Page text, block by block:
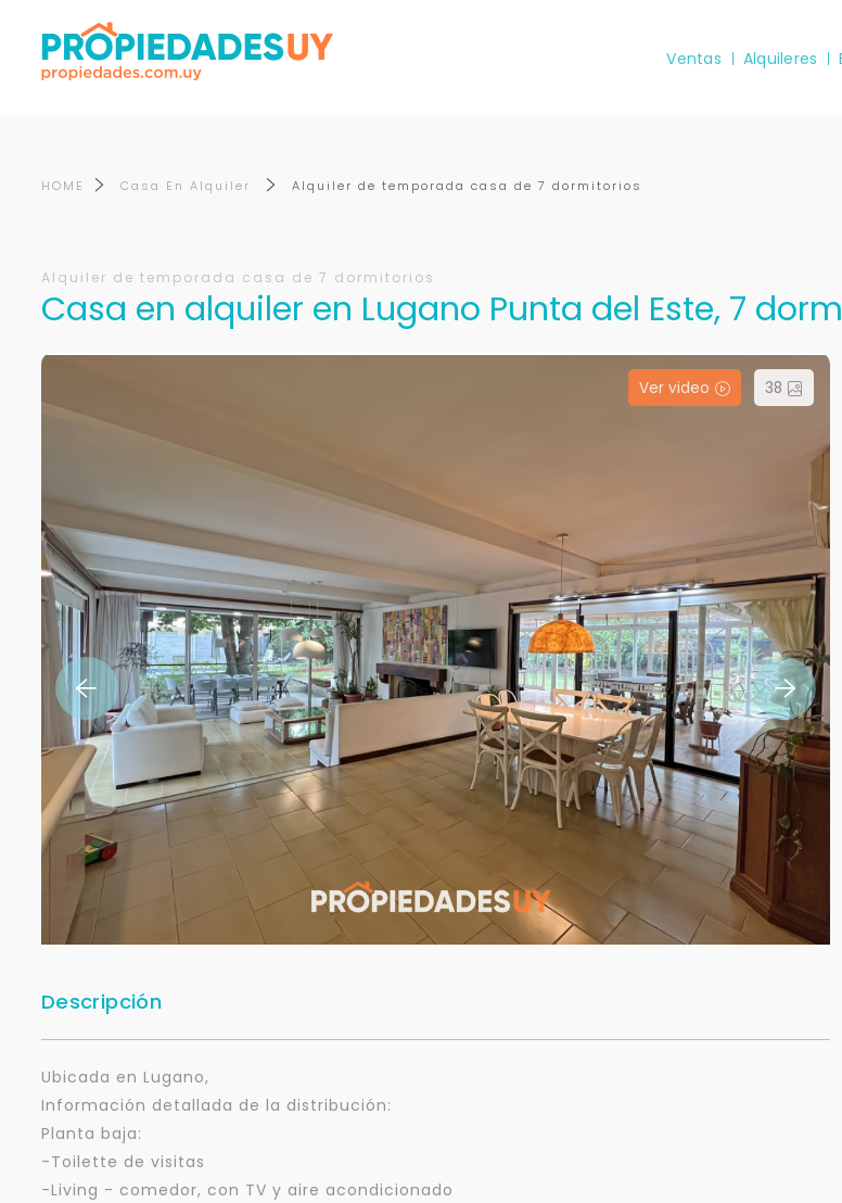
Ventas Alquileres
HOME Casa En Alquiler Alquiler de temporada casa de 7 dormitorios
Alquiler de temporada casa de 7 dormitorios
Casa en alquiler en Lugano Punta del Este, 7
Ver video 38
Descripción
Ubicada en Lugano,
Información detallada de la distribución:
Planta baja:
-Toilette de visitas
-Living - comedor, con TV y aire acondicionado